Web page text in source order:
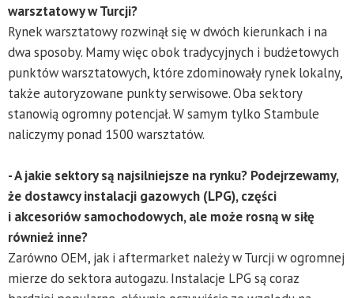
warsztatowy w Turcji?
Rynek warsztatowy rozwinął się w dwóch kierunkach i na
dwa sposoby. Mamy więc obok tradycyjnych i budżetowych
punktów warsztatowych, które zdominowały rynek lokalny,
także autoryzowane punkty serwisowe. Oba sektory
stanowią ogromny potencjał. W samym tylko Stambule
naliczymy ponad 1500 warsztatów.
- A jakie sektory są najsilniejsze na rynku? Podejrzewamy,
że dostawcy instalacji gazowych (LPG), części
i akcesoriów samochodowych, ale może rosną w siłę
również inne?
Zarówno OEM, jak i aftermarket należy w Turcji w ogromnej
mierze do sektora autogazu. Instalacje LPG są coraz